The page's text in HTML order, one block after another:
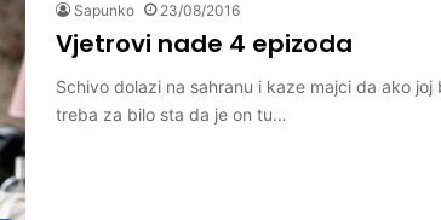
Sapunko 23/08/2016
Vjetrovi nade 4 epizoda
Schivo dolazi na sahranu i kaze majci da ako joj
treba za bilo sta da je on tu…